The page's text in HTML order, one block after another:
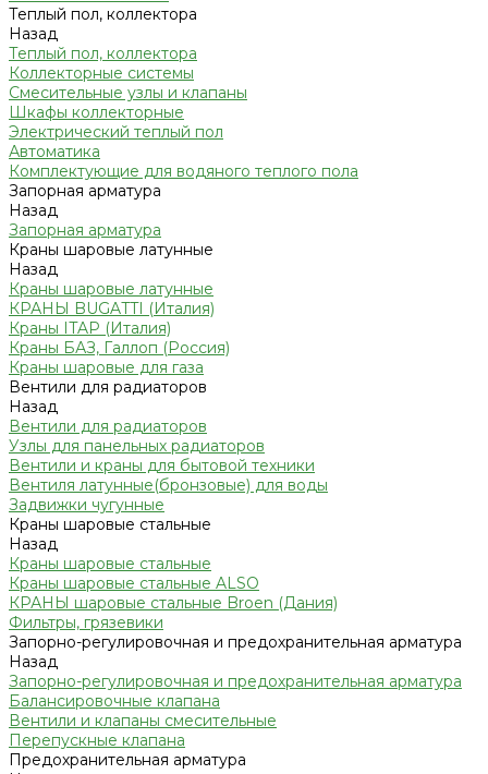
Теплый пол, коллектора
Назад
Теплый пол, коллектора
Коллекторные системы
Смесительные узлы и клапаны
Шкафы коллекторные
Электрический теплый пол
Автоматика
Комплектующие для водяного теплого пола
Запорная арматура
Назад
Запорная арматура
Краны шаровые латунные
Назад
Краны шаровые латунные
КРАНЫ BUGATTI (Италия)
Краны ITAP (Италия)
Краны БАЗ, Галлоп (Россия)
Краны шаровые для газа
Вентили для радиаторов
Назад
Вентили для радиаторов
Узлы для панельных радиаторов
Вентили и краны для бытовой техники
Вентиля латунные(бронзовые) для воды
Задвижки чугунные
Краны шаровые стальные
Назад
Краны шаровые стальные
Краны шаровые стальные ALSO
КРАНЫ шаровые стальные Broen (Дания)
Фильтры, грязевики
Запорно-регулировочная и предохранительная арматура
Назад
Запорно-регулировочная и предохранительная арматура
Балансировочные клапана
Вентили и клапаны смесительные
Перепускные клапана
Предохранительная арматура